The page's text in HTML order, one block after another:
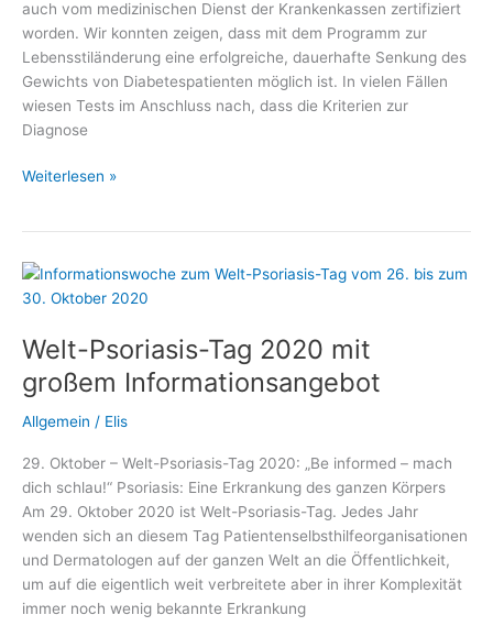
auch vom medizinischen Dienst der Krankenkassen zertifiziert
worden. Wir konnten zeigen, dass mit dem Programm zur
Lebensstiländerung eine erfolgreiche, dauerhafte Senkung des
Gewichts von Diabetespatienten möglich ist. In vielen Fällen
wiesen Tests im Anschluss nach, dass die Kriterien zur
Diagnose
Diabetes
Weiterlesen »
Welt-Psoriasis-Tag 2020 mit
großem Informationsangebot
Allgemein / Elis
29. Oktober – Welt-Psoriasis-Tag 2020: „Be informed – mach
dich schlau!“ Psoriasis: Eine Erkrankung des ganzen Körpers
Am 29. Oktober 2020 ist Welt-Psoriasis-Tag. Jedes Jahr
wenden sich an diesem Tag Patientenselbsthilfeorganisationen
und Dermatologen auf der ganzen Welt an die Öffentlichkeit,
um auf die eigentlich weit verbreitete aber in ihrer Komplexität
immer noch wenig bekannte Erkrankung